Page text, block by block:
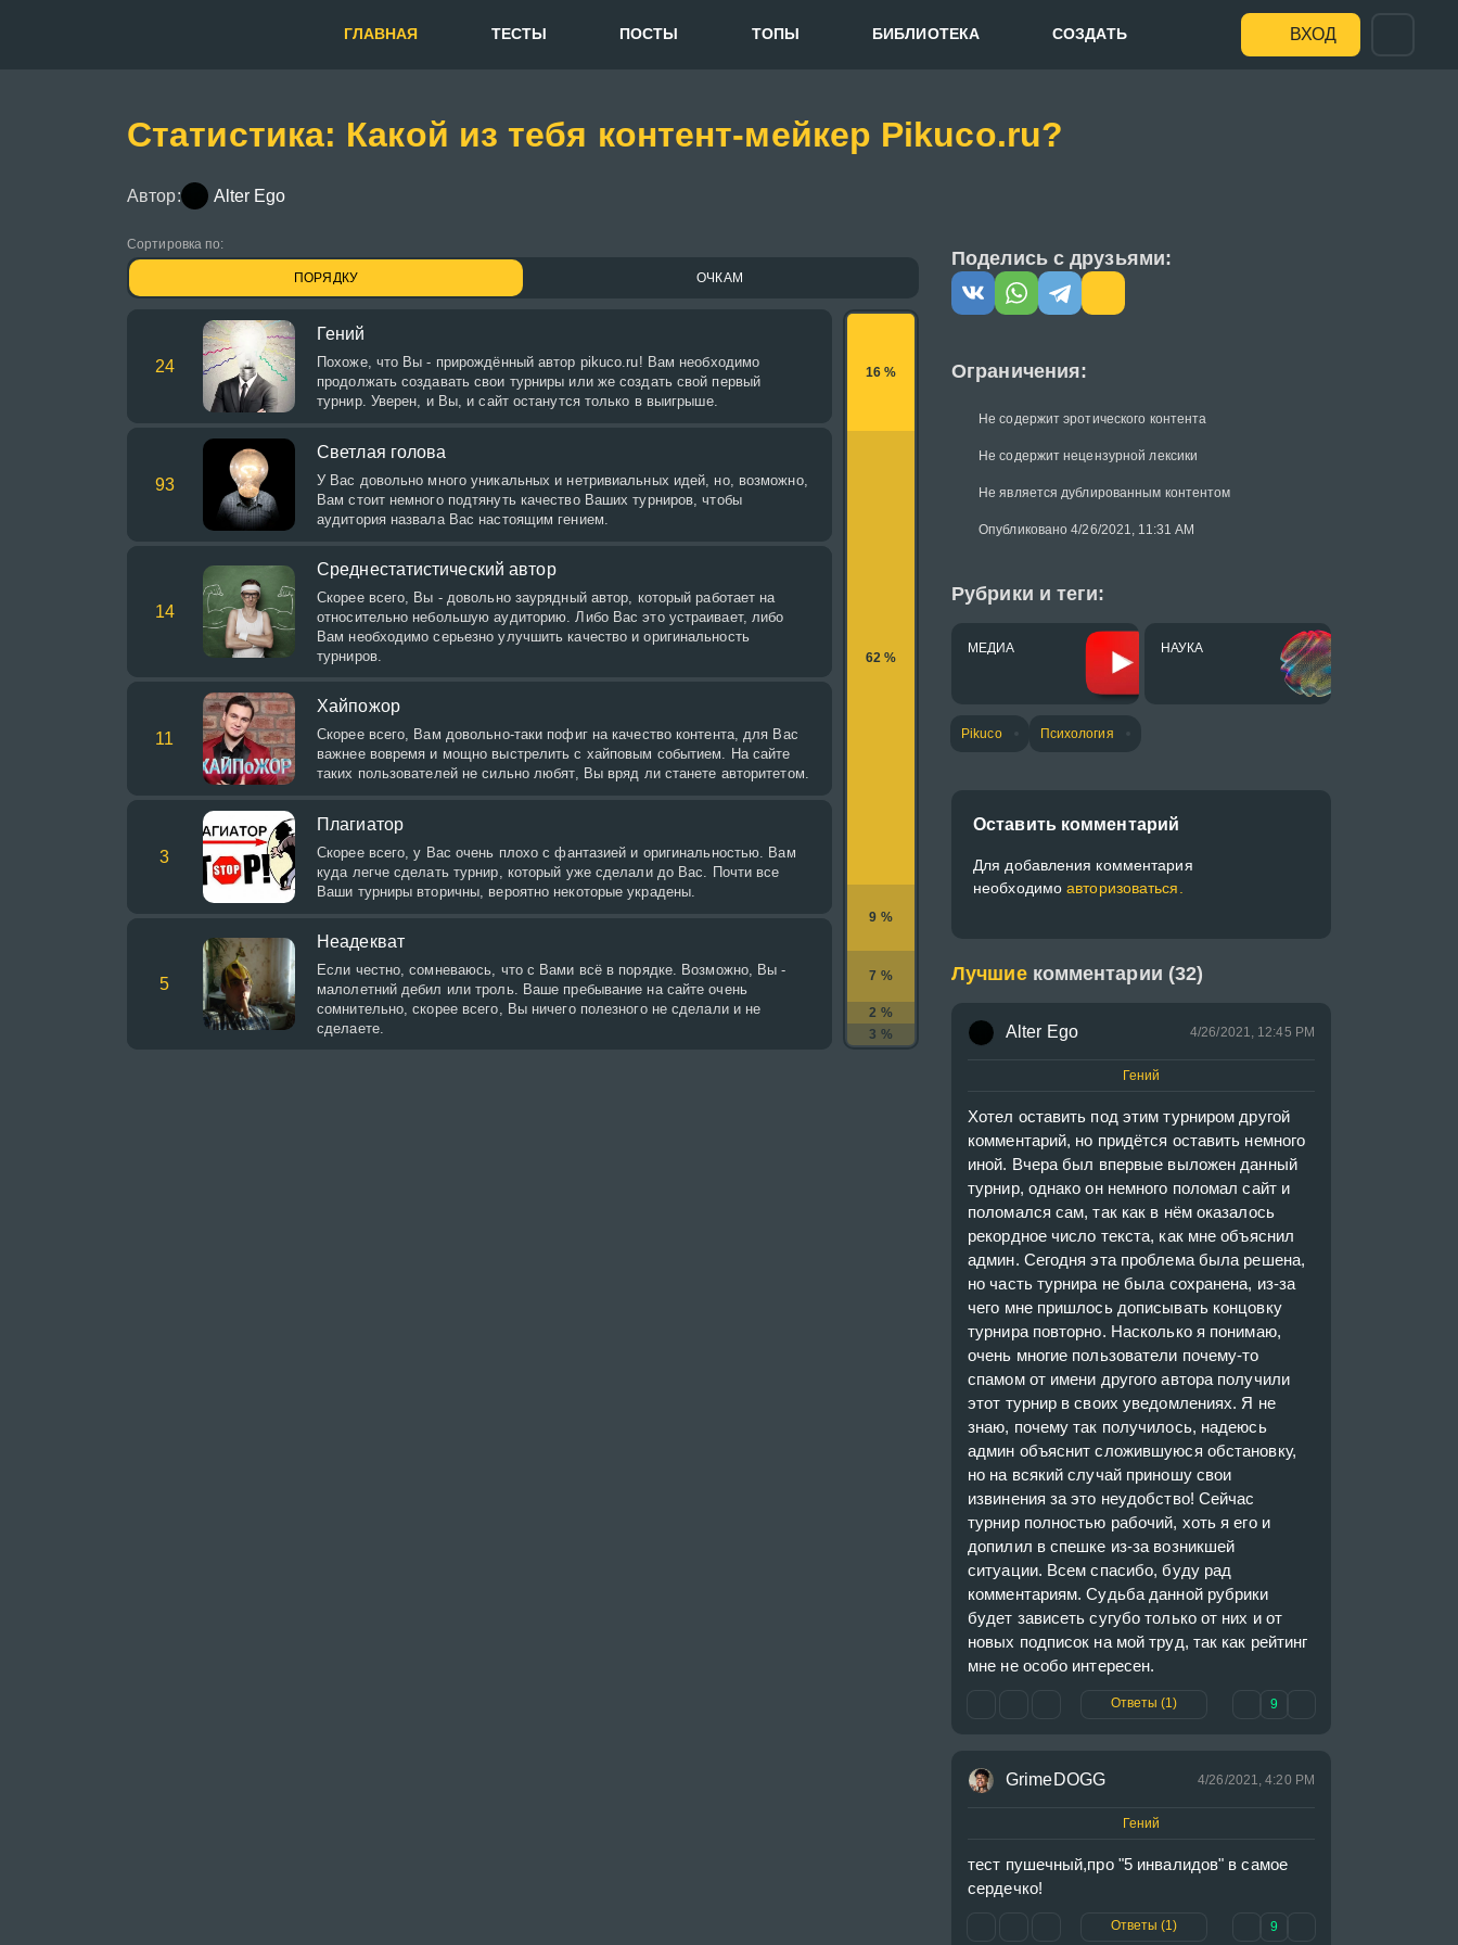
ГЛАВНАЯ ТЕСТЫ ПОСТЫ ТОПЫ БИБЛИОТЕКА СОЗДАТЬ ВХОД
Статистика: Какой из тебя контент-мейкер Pikuco.ru?
Автор: Alter Ego
Сортировка по:
ПОРЯДКУ ОЧКАМ
24
Гений
Похоже, что Вы - прирождённый автор pikuco.ru! Вам необходимо
продолжать создавать свои турниры или же создать свой первый
турнир. Уверен, и Вы, и сайт останутся только в выигрыше.
93
Светлая голова
У Вас довольно много уникальных и нетривиальных идей, но, возможно,
Вам стоит немного подтянуть качество Ваших турниров, чтобы
аудитория назвала Вас настоящим гением.
14
Среднестатистический автор
Скорее всего, Вы - довольно заурядный автор, который работает на
относительно небольшую аудиторию. Либо Вас это устраивает, либо
Вам необходимо серьезно улучшить качество и оригинальность
турниров.
11
Хайпожор
Скорее всего, Вам довольно-таки пофиг на качество контента, для Вас
важнее вовремя и мощно выстрелить с хайповым событием. На сайте
таких пользователей не сильно любят, Вы вряд ли станете авторитетом.
3
Плагиатор
Скорее всего, у Вас очень плохо с фантазией и оригинальностью. Вам
куда легче сделать турнир, который уже сделали до Вас. Почти все
Ваши турниры вторичны, вероятно некоторые украдены.
5
Неадекват
Если честно, сомневаюсь, что с Вами всё в порядке. Возможно, Вы -
малолетний дебил или троль. Ваше пребывание на сайте очень
сомнительно, скорее всего, Вы ничего полезного не сделали и не
сделаете.
16 %
62 %
9 %
7 %
2 %
3 %
Поделись с друзьями:
Ограничения:
Не содержит эротического контента
Не содержит нецензурной лексики
Не является дублированным контентом
Опубликовано 4/26/2021, 11:31 AM
Рубрики и теги:
МЕДИА НАУКА
Pikuco Психология
Оставить комментарий
Для добавления комментария
необходимоавторизоваться.
Лучшие комментарии (32)
Alter Ego 4/26/2021, 12:45 PM
Гений
Хотел оставить под этим турниром другой
комментарий, но придётся оставить немного
иной. Вчера был впервые выложен данный
турнир, однако он немного поломал сайт и
поломался сам, так как в нём оказалось
рекордное число текста, как мне объяснил
админ. Сегодня эта проблема была решена,
но часть турнира не была сохранена, из-за
чего мне пришлось дописывать концовку
турнира повторно. Насколько я понимаю,
очень многие пользователи почему-то
спамом от имени другого автора получили
этот турнир в своих уведомлениях. Я не
знаю, почему так получилось, надеюсь
админ объяснит сложившуюся обстановку,
но на всякий случай приношу свои
извинения за это неудобство! Сейчас
турнир полностью рабочий, хоть я его и
допилил в спешке из-за возникшей
ситуации. Всем спасибо, буду рад
комментариям. Судьба данной рубрики
будет зависеть сугубо только от них и от
новых подписок на мой труд, так как рейтинг
мне не особо интересен.
Ответы (1) 9
GrimeDOGG 4/26/2021, 4:20 PM
Гений
тест пушечный,про "5 инвалидов" в самое
сердечко!
Ответы (1) 9